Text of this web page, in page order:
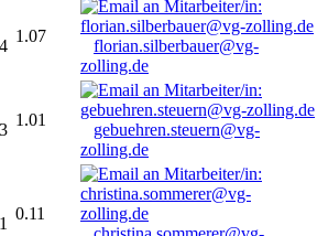
1.07
florian.silberbauer@vg-
zolling.de
1.01
gebuehren.steuern@vg-
zolling.de
0.11